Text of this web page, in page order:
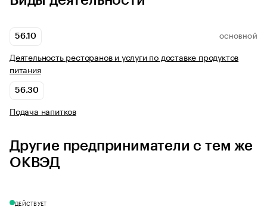
56.10 ОСНОВНОЙ
Деятельность ресторанов и услуги по доставке продуктов
питания
56.30
Подача напитков
Другие предприниматели с тем же
ОКВЭД
ДЕЙСТВУЕТ